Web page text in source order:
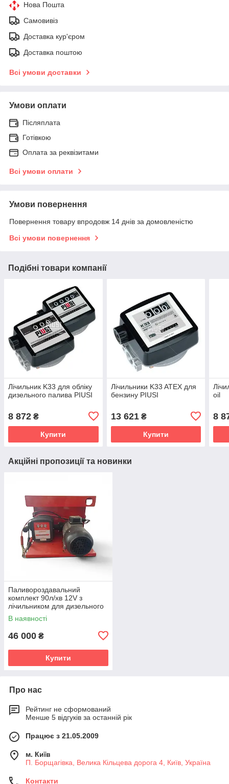
Нова Пошта
Самовивіз
Доставка кур'єром
Доставка поштою
Всі умови доставки
Умови оплати
Післяплата
Готівкою
Оплата за реквізитами
Всі умови оплати
Умови повернення
Повернення товару впродовж 14 днів за домовленістю
Всі умови повернення
Подібні товари компанії
Лічильник K33 для обліку
дизельного палива PIUSI
8 872 ₴
Купити
Лічильники K33 ATEX для
бензину PIUSI
13 621₴
Купити
oil
8
Акційні пропозиції та новинки
Паливороздавальний
комплект 90л/хв 12V з
лічильником для дизельного
пального
В наявності
46 000 ₴
Купити
Про нас
Рейтинг не сформований
Менше 5 відгуків за останній рік
Працює з 21.05.2009
м. Київ
П. Борщагівка, Велика Кільцева дорога 4, Київ, Україна
Контакти